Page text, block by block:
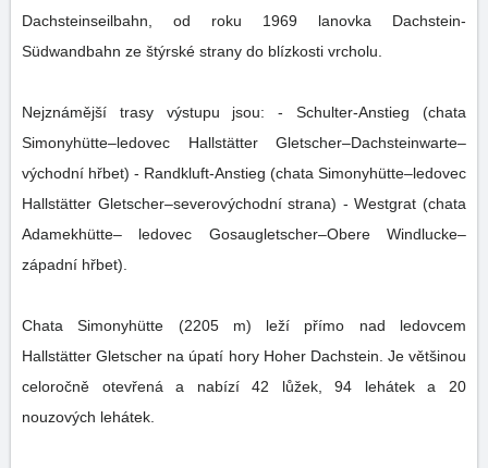
Dachsteinseilbahn, od roku 1969 lanovka Dachstein-
Südwandbahn ze štýrské strany do blízkosti vrcholu.
Nejznámější trasy výstupu jsou: - Schulter-Anstieg (chata
Simonyhütte–ledovec Hallstätter Gletscher–Dachsteinwarte–
východní hřbet) - Randkluft-Anstieg (chata Simonyhütte–ledovec
Hallstätter Gletscher–severovýchodní strana) - Westgrat (chata
Adamekhütte– ledovec Gosaugletscher–Obere Windlucke–
západní hřbet).
Chata Simonyhütte (2205 m) leží přímo nad ledovcem
Hallstätter Gletscher na úpatí hory Hoher Dachstein. Je většinou
celoročně otevřená a nabízí 42 lůžek, 94 lehátek a 20
nouzových lehátek.